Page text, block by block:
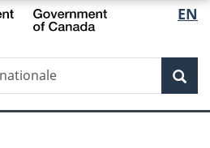
de
la
EN